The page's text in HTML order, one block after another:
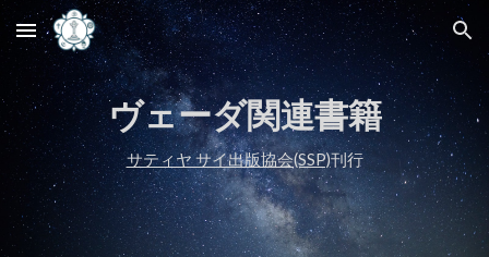
Skip to main content Skip to navigation
ヴェーダ関連書籍
サティヤ サイ出版協会(SSP)刊行